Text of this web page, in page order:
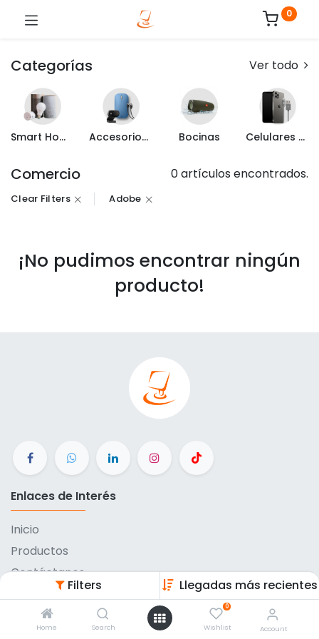
Filters Llegadas más recientes
Home Search
0
Wishlist Account
0
Categorías Ver todo
Smart Home Accesorios de Computo Bocinas Celulares y Mas
Comercio 0 artículos encontrados.
Clear Filters Adobe
¡No pudimos encontrar ningún
producto!
Enlaces de Interés
Inicio
Productos
Contáctanos
Métodos de pago
Eventos